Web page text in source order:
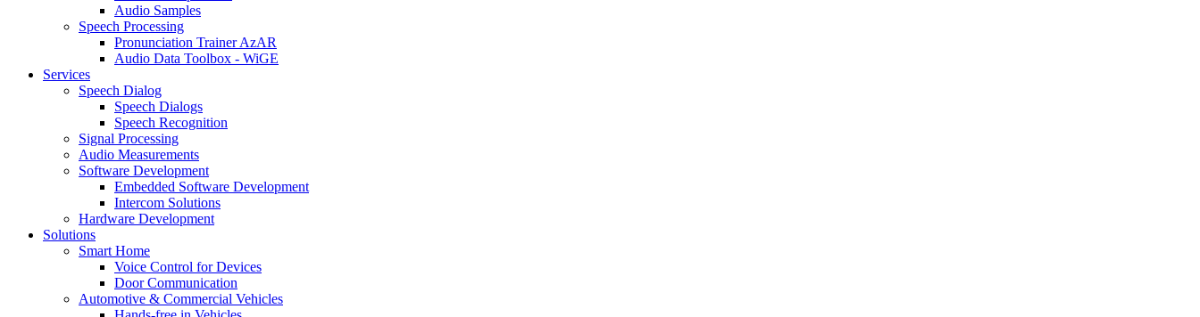
Audio Samples
Speech Processing
Pronunciation Trainer AzAR
Audio Data Toolbox - WiGE
Services
Speech Dialog
Speech Dialogs
Speech Recognition
Signal Processing
Audio Measurements
Software Development
Embedded Software Development
Intercom Solutions
Hardware Development
Solutions
Smart Home
Voice Control for Devices
Door Communication
Automotive & Commercial Vehicles